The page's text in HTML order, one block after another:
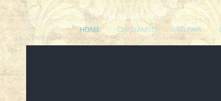
TEL: +43 660 604 1865
HAUS TAPESTRY
HOME CHI SIAMSO GALLERIA